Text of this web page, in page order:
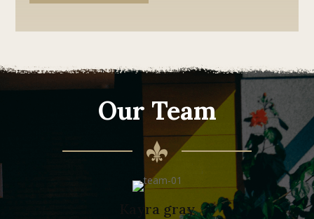
Our Team
Kayra gray